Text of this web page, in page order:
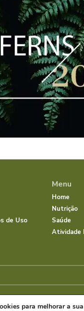
de Uso
Menu
Home
Nutrição
Saúde
Atividade
para melhorar a